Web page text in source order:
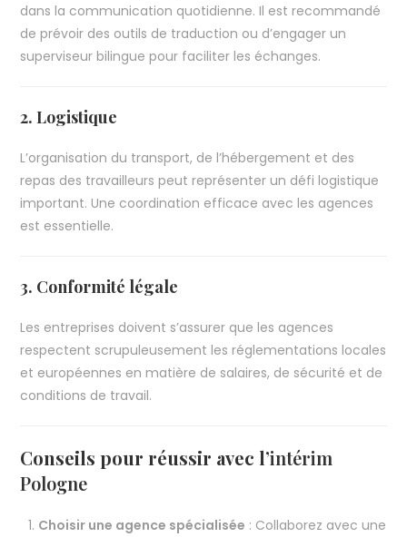
dans la communication quotidienne. Il est recommandé
de prévoir des outils de traduction ou d’engager un
superviseur bilingue pour faciliter les échanges.
2. Logistique
L’organisation du transport, de l’hébergement et des
repas des travailleurs peut représenter un défi logistique
important. Une coordination efficace avec les agences
est essentielle.
3. Conformité légale
Les entreprises doivent s’assurer que les agences
respectent scrupuleusement les réglementations locales
et européennes en matière de salaires, de sécurité et de
conditions de travail.
Conseils pour réussir avec l’intérim
Pologne
Choisir une agence spécialisée : Collaborez avec une